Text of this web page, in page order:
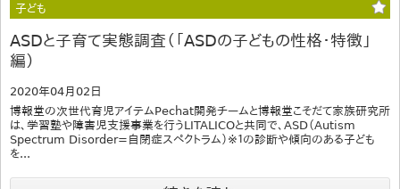
子ども
ASDと子育て実態調査（「ASDの子どもの性格・特徴」
編）
2020年04月02日
博報堂の次世代育児アイテムPechat開発チームと博報堂こそだて家族研究所
は、学習塾や障害児支援事業を行うLITALICOと共同で、ASD（Autism
Spectrum Disorder=自閉症スペクトラム）※１の診断や傾向のある子ども
を...